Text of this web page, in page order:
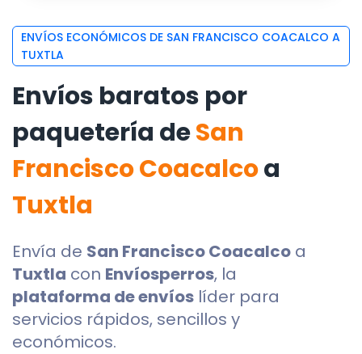
ENVÍOS ECONÓMICOS DE SAN FRANCISCO COACALCO A
TUXTLA
Envíos baratos por
paquetería deSan
Francisco Coacalcoa
Tuxtla
Envía de San Francisco Coacalco a
Tuxtla con Envíosperros, la
plataforma de envíos líder para
servicios rápidos, sencillos y
económicos.